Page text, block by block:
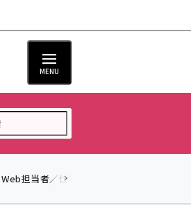
MENU
Web担当者／仕事